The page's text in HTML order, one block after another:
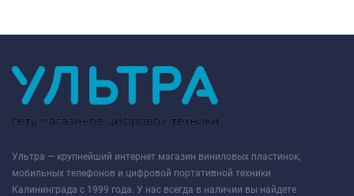
Ультра — крупнейший интернет магазин виниловых пластинок,
мобильных телефонов и цифровой портативной техники
Калининграда с 1999 года. У нас всегда в наличии вы найдете